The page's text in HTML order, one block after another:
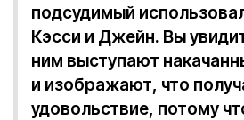
подсудимый
Кэсси и Джейн. Вы
ним выступают
и изображают, что
удовольствие, потому